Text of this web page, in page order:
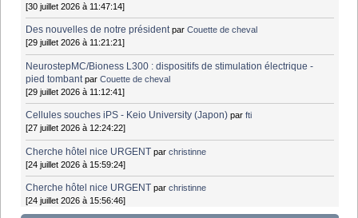
[30 juillet 2026 à 11:47:14]
Des nouvelles de notre président parCouette de cheval
[29 juillet 2026 à 11:21:21]
NeurostepMC/Bioness L300 : dispositifs de stimulation électrique -
pied tombant parCouette de cheval
[29 juillet 2026 à 11:12:41]
Cellules souches iPS - Keio University (Japon) parfti
[27 juillet 2026 à 12:24:22]
Cherche hôtel nice URGENT parchristinne
[24 juillet 2026 à 15:59:24]
Cherche hôtel nice URGENT parchristinne
[24 juillet 2026 à 15:56:46]